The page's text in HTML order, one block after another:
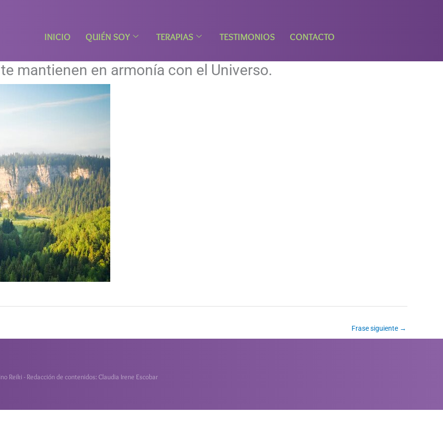
INICIO QUIÉN SOY TERAPIAS TESTIMONIOS CONTACTO
mantienen en armonía con el Universo.
Frase siguiente →
Reiki - Redacción de contenidos: Claudia Irene Escobar